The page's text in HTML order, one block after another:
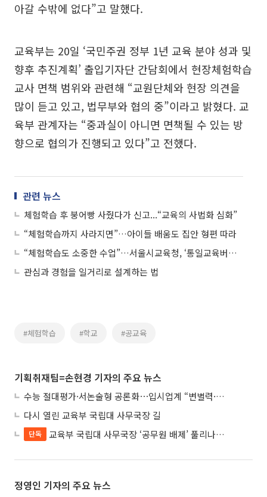
아갈 수밖에 없다”고 말했다.
교육부는 20일 ‘국민주권 정부 1년 교육 분야 성과 및
향후 추진계획’ 출입기자단 간담회에서 현장체험학습
교사 면책 범위와 관련해 “교원단체와 현장 의견을
많이 듣고 있고, 법무부와 협의 중”이라고 밝혔다. 교
육부 관계자는 “중과실이 아니면 면책될 수 있는 방
향으로 협의가 진행되고 있다”고 전했다.
관련 뉴스
체험학습 후 붕어빵 사줬다가 신고...“교육의 사법화 심화”
“체험학습까지 사라지면”…아이들 배움도 집안 형편 따라
“체험학습도 소중한 수업”…서울시교육청, ‘통일교육버스’ 확대 운영
관심과 경험을 일거리로 설계하는 법
#체험학습 #학교 #공교육
기획취재팀=손현경 기자의 주요 뉴스
수능 절대평가·서논술형 공론화⋯입시업계 “변별력·사교육 대책 먼저”
다시 열린 교육부 국립대 사무국장 길
단독 교육부 국립대 사무국장 ‘공무원 배제’ 풀리나…응시자격 다시 열렸다
정영인 기자의 주요 뉴스